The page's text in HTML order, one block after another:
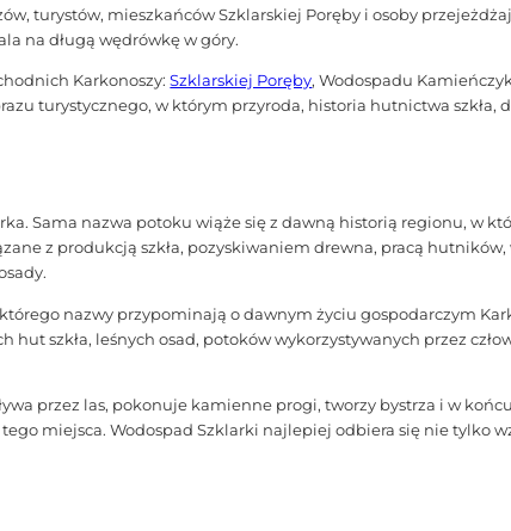
turystów, mieszkańców Szklarskiej Poręby i osoby
na długą wędrówkę w góry.
Karkonoszy:Szklarskiej Poręby, Wodospadu
turystycznego, w którym przyroda, historia hutnictwa szkła,
Sama nazwa potoku wiąże się z dawną historią regionu, w
z produkcją szkła, pozyskiwaniem drewna, pracą
nazwy przypominają o dawnym życiu gospodarczym
szkła, leśnych osad, potoków wykorzystywanych przez
przez las, pokonuje kamienne progi, tworzy bystrza i w
miejsca. Wodospad Szklarki najlepiej odbiera się nie tylko